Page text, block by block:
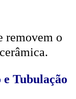
removem o
Tubulação